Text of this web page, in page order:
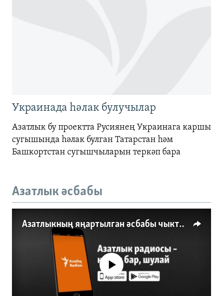
Украинада һәлак булучылар
Азатлык бу проектта Русиянең Украинага каршы
сугышында һәлак булган Татарстан һәм
Башкортстан сугышчыларын теркәп бара
Азатлык әсбабы
Азатлыкның яңартылган әсбабы чыкты
No media source currently available